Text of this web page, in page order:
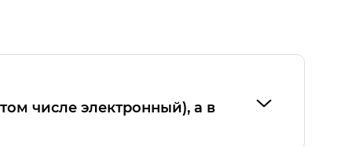
числе электронный), а в